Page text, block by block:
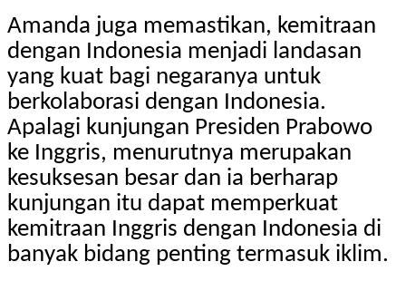
Amanda juga memastikan, kemitraan
dengan Indonesia menjadi landasan
yang kuat bagi negaranya untuk
berkolaborasi dengan Indonesia.
Apalagi kunjungan Presiden Prabowo
ke Inggris, menurutnya merupakan
kesuksesan besar dan ia berharap
kunjungan itu dapat memperkuat
kemitraan Inggris dengan Indonesia di
banyak bidang penting termasuk iklim.